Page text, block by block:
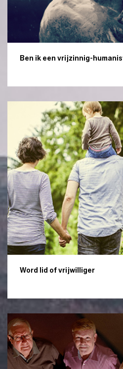
Ben ik een vrijzinnig-
Word lid of vrijwilliger